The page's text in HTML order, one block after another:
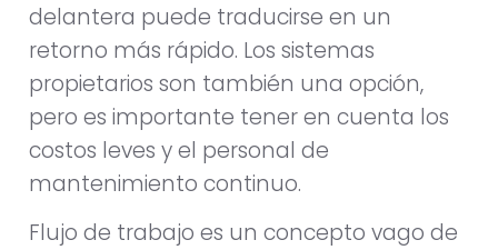
delantera puede traducirse en un
retorno más rápido. Los sistemas
propietarios son también una opción,
pero es importante tener en cuenta los
costos leves y el personal de
mantenimiento continuo.
Flujo de trabajo es un concepto vago de